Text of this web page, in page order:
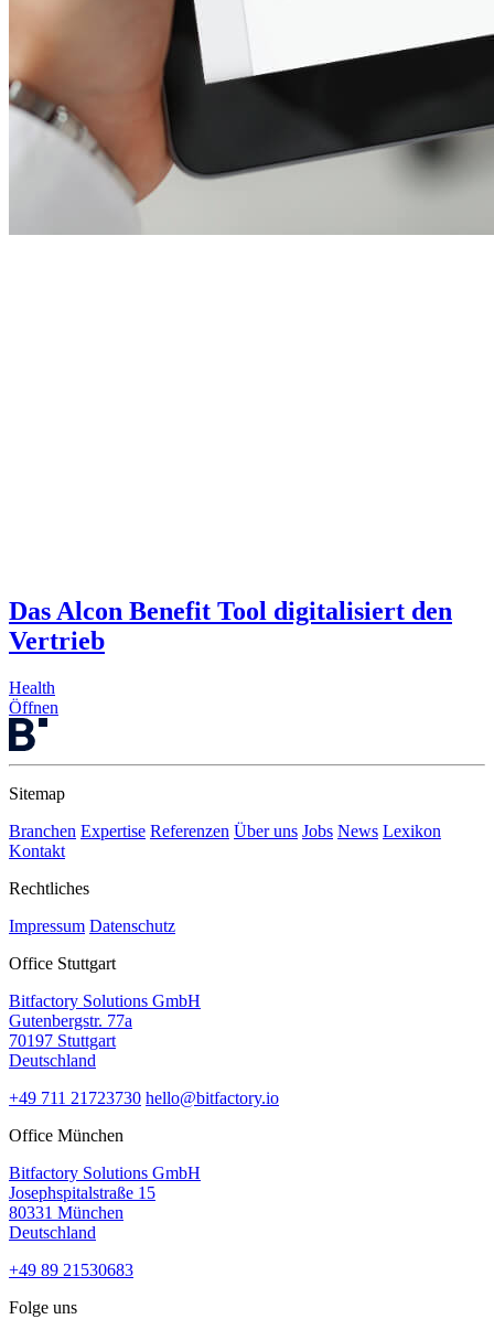
Das Alcon Benefit Tool digitalisiert den
Vertrieb
Health
Öffnen
Sitemap
Branchen Expertise Referenzen Über uns Jobs News Lexikon
Kontakt
Rechtliches
Impressum Datenschutz
Office Stuttgart
Bitfactory Solutions GmbH
Gutenbergstr. 77a
70197 Stuttgart
Deutschland
+49 711 21723730 hello@bitfactory.io
Office München
Bitfactory Solutions GmbH
Josephspitalstraße 15
80331 München
Deutschland
+49 89 21530683
Folge uns